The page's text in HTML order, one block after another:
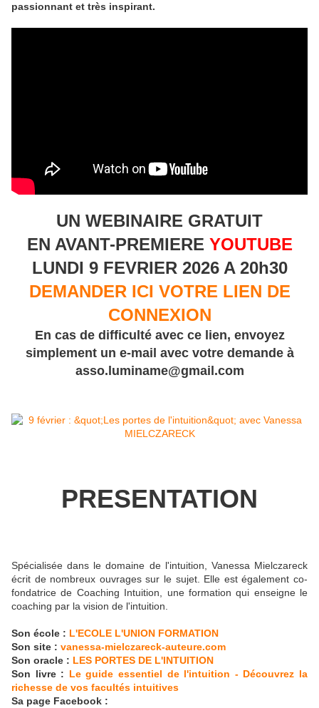
passionnant et très inspirant.
UN WEBINAIRE GRATUIT
EN AVANT-PREMIERE YOUTUBE
LUNDI 9 FEVRIER 2026 A 20h30
DEMANDER ICI VOTRE LIEN DE
CONNEXION
En cas de difficulté avec ce lien, envoyez
simplement un e-mail avec votre demande à
asso.luminame@gmail.com
PRESENTATION
Spécialisée dans le domaine de l'intuition, Vanessa Mielczareck
écrit de nombreux ouvrages sur le sujet. Elle est également co-
fondatrice de Coaching Intuition, une formation qui enseigne le
coaching par la vision de l'intuition.
Son école : L'ECOLE L'UNION FORMATION
Son site : vanessa-mielczareck-auteure.com
Son oracle : LES PORTES DE L'INTUITION
Son livre : Le guide essentiel de l'intuition - Découvrez la
richesse de vos facultés intuitives
Sa page Facebook :